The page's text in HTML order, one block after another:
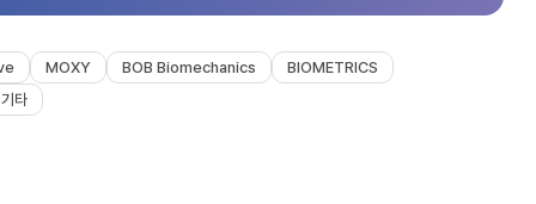
MOXY BOB Biomechanics
BIOMETRICS
기타